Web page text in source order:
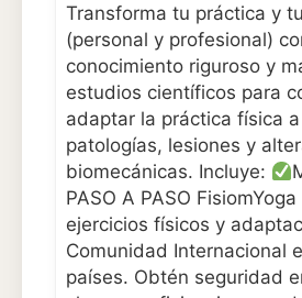
Transforma tu práctica y
(personal y profesional)
conocimiento riguroso y
estudios científicos para
adaptar la práctica física
patologías, lesiones y
biomecánicas. Incluye:
PASO A PASO FisiomYoga
ejercicios físicos y
Comunidad Internacional
países. Obtén seguridad